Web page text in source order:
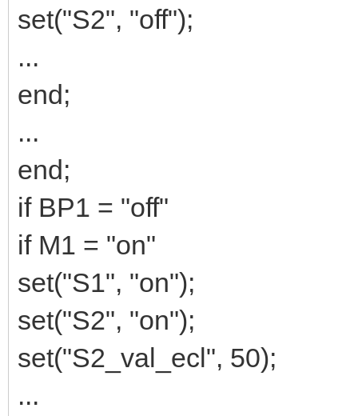
set("S2", "off");
...
end;
...
end;
if BP1 = "off"
if M1 = "on"
set("S1", "on");
set("S2", "on");
set("S2_val_ecl", 50);
...